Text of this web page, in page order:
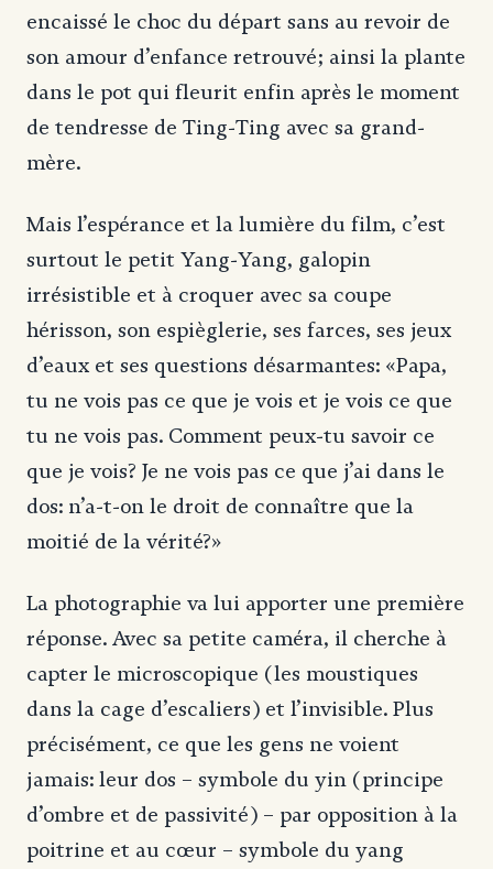
encaissé le choc du départ sans au revoir de
son amour d’enfance retrouvé; ainsi la plante
dans le pot qui fleurit enfin après le moment
de tendresse de Ting-Ting avec sa grand-
mère.
Mais l’espérance et la lumière du film, c’est
surtout le petit Yang-Yang, galopin
irrésistible et à croquer avec sa coupe
hérisson, son espièglerie, ses farces, ses jeux
d’eaux et ses questions désarmantes: «Papa,
tu ne vois pas ce que je vois et je vois ce que
tu ne vois pas. Comment peux-tu savoir ce
que je vois? Je ne vois pas ce que j’ai dans le
dos: n’a-t-on le droit de connaître que la
moitié de la vérité?»
La photographie va lui apporter une première
réponse. Avec sa petite caméra, il cherche à
capter le microscopique (les moustiques
dans la cage d’escaliers) et l’invisible. Plus
précisément, ce que les gens ne voient
jamais: leur dos – symbole du yin (principe
d’ombre et de passivité) – par opposition à la
poitrine et au cœur – symbole du yang